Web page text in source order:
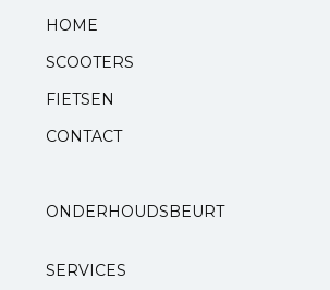
Standaarden
Uitlaten
Zuigers
HOME
SCOOTERS
FIETSEN
CONTACT
ONDERHOUDSBEURT
SERVICES